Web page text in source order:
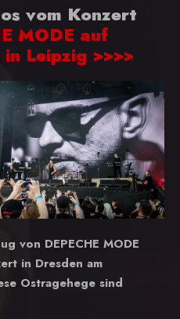
vom Konzert
MODE auf
Leipzig >>>>
von DEPECHE MODE
in Dresden am
Ostragehege sind